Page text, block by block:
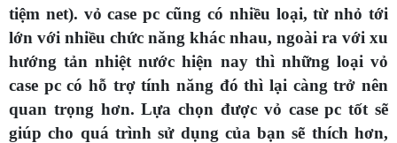
tiệm net). vỏ case pc cũng có nhiều loại, từ nhỏ tới
lớn với nhiều chức năng khác nhau, ngoài ra với xu
hướng tản nhiệt nước hiện nay thì những loại vỏ
case pc có hỗ trợ tính năng đó thì lại càng trở nên
quan trọng hơn. Lựa chọn được vỏ case pc tốt sẽ
giúp cho quá trình sử dụng của bạn sẽ thích hơn,